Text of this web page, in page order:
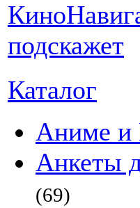
Каталог
Аниме и
Анкеты
(69)